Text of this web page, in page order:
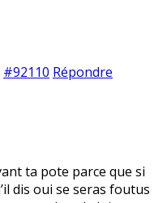
#92110 Répondre
ta pote parce que si
dis oui se seras foutus